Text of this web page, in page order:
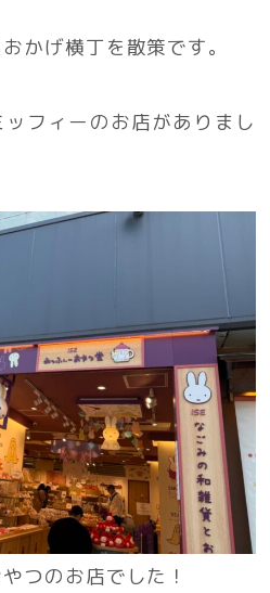
かげ横丁を散策です。
フィーのお店がありまし
つのお店でした！